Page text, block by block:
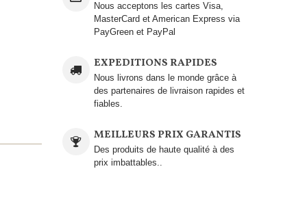
Nous acceptons les cartes Visa,
MasterCard et American Express via
PayGreen et PayPal
EXPEDITIONS RAPIDES
Nous livrons dans le monde grâce à
des partenaires de livraison rapides et
fiables.
MEILLEURS PRIX GARANTIS
Des produits de haute qualité à des
prix imbattables..